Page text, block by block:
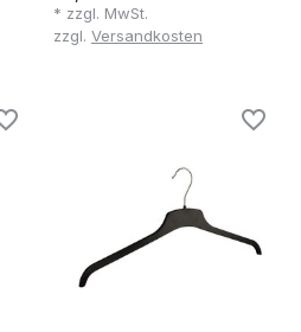
* zzgl. MwSt.
zzgl. Versandkosten